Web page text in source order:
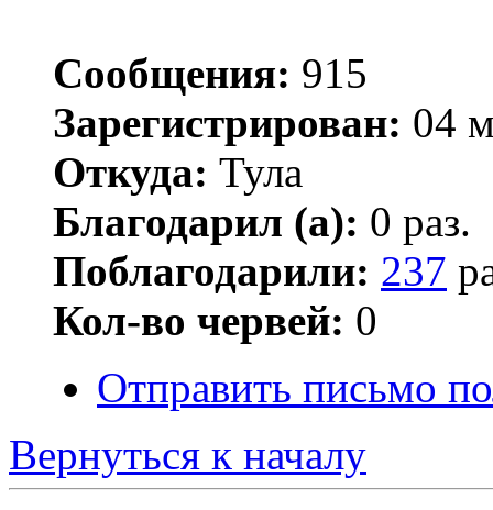
Сообщения: 915
Зарегистрирован: 04
Откуда: Тула
Благодарил (а): 0 раз.
Поблагодарили: 237
Кол-во червей: 0
Отправить письмо
Вернуться к началу